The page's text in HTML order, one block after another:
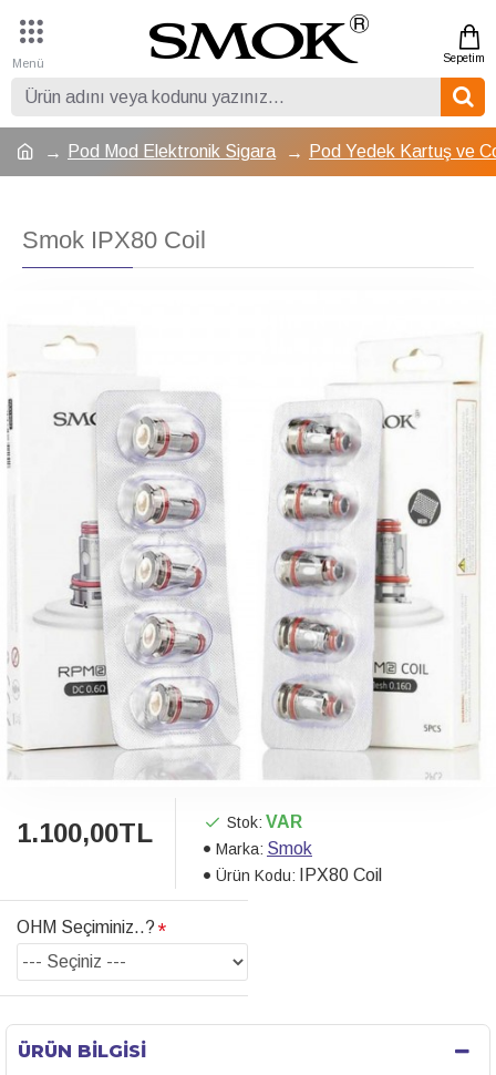
Pod Mod Elektronik Sigara Pod Yedek Kartuş ve
Smok IPX80 Coil
1.100,00TL Stok: VAR
Marka: Smok
Ürün Kodu: IPX80 Coil
OHM Seçiminiz..?
ÜRÜN BILGISI